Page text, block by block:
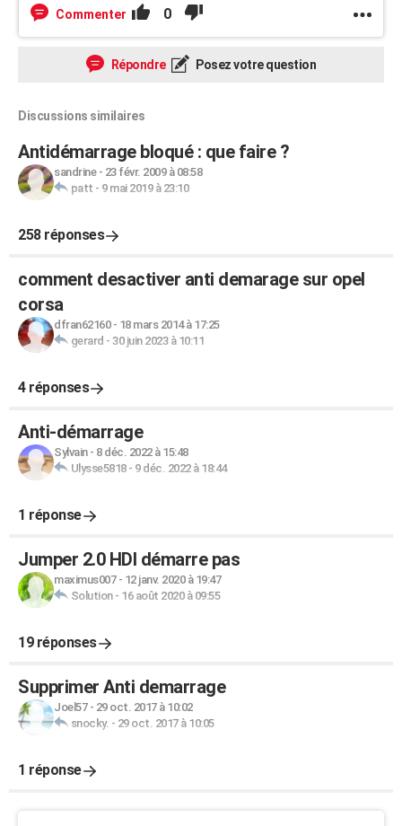
Commenter 0
Répondre Posez votre question
Discussions similaires
Antidémarrage bloqué : que faire ?
sandrine- 23 févr. 2009 à 08:58
patt - 9 mai 2019 à 23:10
258 réponses
comment desactiver anti demarage sur opel
corsa
dfran62160- 18 mars 2014 à 17:25
gerard - 30 juin 2023 à 10:11
4 réponses
Anti-démarrage
Sylvain- 8 déc. 2022 à 15:48
Ulysse5818- 9 déc. 2022 à 18:44
1 réponse
Jumper 2.0 HDI démarre pas
maximus007- 12 janv. 2020 à 19:47
Solution- 16 août 2020 à 09:55
19 réponses
Supprimer Anti demarrage
Joel57- 29 oct. 2017 à 10:02
snocky. - 29 oct. 2017 à 10:05
1 réponse